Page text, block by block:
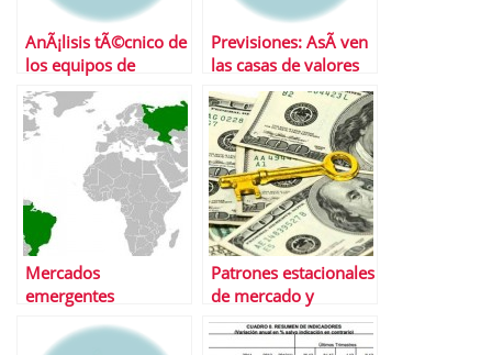
AnÃ¡lisis tÃ©cnico de
los equipos de
primera divisiÃ³n
Previsiones: AsÃ­ ven
las casas de valores
2011 (I)
Mercados
emergentes
Patrones estacionales
de mercado y
curiosidades de este
2013